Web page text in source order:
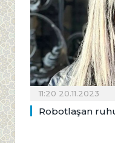
11:20 20.11.2023
Robotlaşan